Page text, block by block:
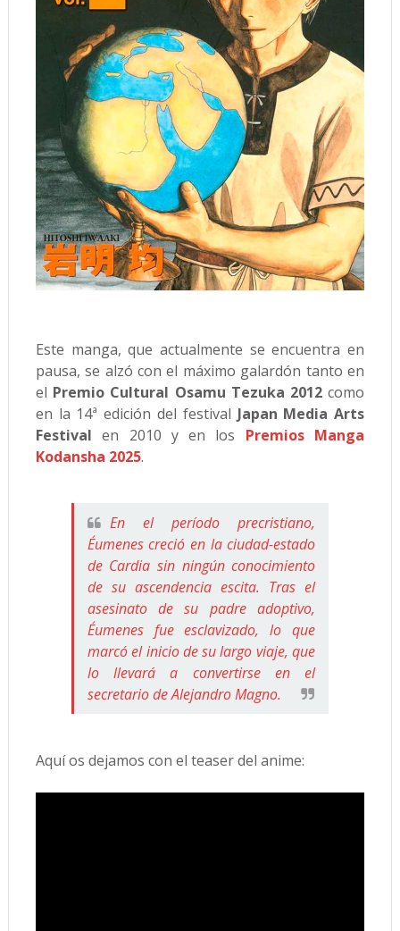
Este manga, que actualmente se encuentra en
pausa, se alzó con el máximo galardón tanto en
el Premio Cultural Osamu Tezuka 2012como
en la 14ª edición del festival Japan Media Arts
Festival en 2010 y en los Premios Manga
Kodansha 2025.
En el período precristiano,
Éumenes creció en la ciudad-estado
de Cardia sin ningún conocimiento
de su ascendencia escita. Tras el
asesinato de su padre adoptivo,
Éumenes fue esclavizado, lo que
marcó el inicio de su largo viaje, que
lo llevará a convertirse en el
secretario de Alejandro Magno.
Aquí os dejamos con el teaser del anime: